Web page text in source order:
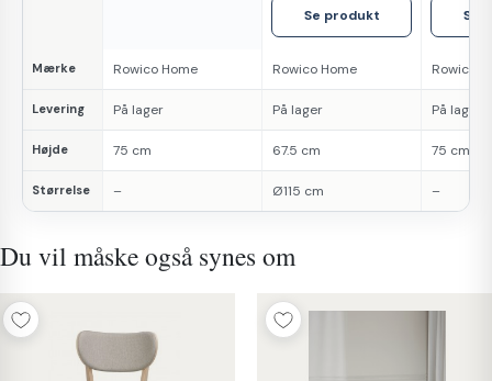
Se produkt Se
Mærke Rowico Home Rowico Home Rowico
Levering På lager På lager På lager
Højde 75 cm 67.5 cm 75 cm
Størrelse – Ø115 cm –
Du vil måske også synes om